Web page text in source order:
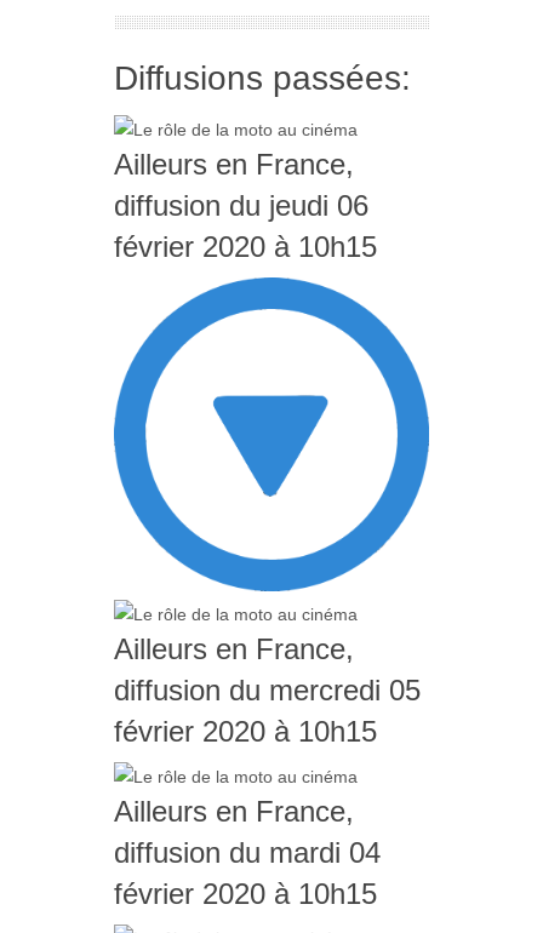
Diffusions passées:
Ailleurs en France,
diffusion du jeudi 06
février 2020 à 10h15
Ailleurs en France,
diffusion du mercredi 05
février 2020 à 10h15
Ailleurs en France,
diffusion du mardi 04
février 2020 à 10h15